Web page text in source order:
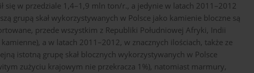
się w przedziale 1,4–1,9 mln ton/r., a jedynie w latach 2011–2012
grupą skał wykorzystywanych w Polsce jako kamienie bloczne są
przede wszystkim z Republiki Południowej Afryki, Indii
a w latach 2011–2012, w znacznych ilościach, także ze
istotną grupę skał blocznych wykorzystywanych w Polsce
zużyciu krajowym nie przekracza 1%), natomiast marmury,